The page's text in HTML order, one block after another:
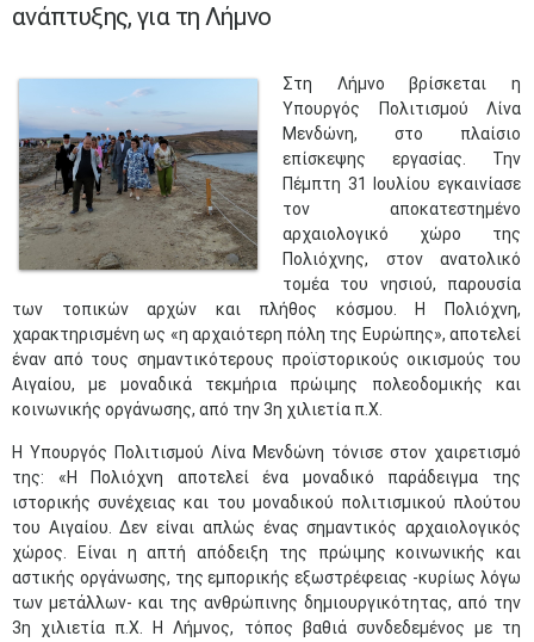
ανάπτυξης, για τη Λήμνο
​Στη Λήμνο βρίσκεται η
Υπουργός Πολιτισμού Λίνα
Μενδώνη, στο πλαίσιο
επίσκεψης εργασίας. Την
Πέμπτη 31 Ιουλίου εγκαινίασε
τον αποκατεστημένο
αρχαιολογικό χώρο της
Πολιόχνης, στον ανατολικό
τομέα του νησιού, παρουσία
των τοπικών αρχών και πλήθος κόσμου. Η Πολιόχνη,
χαρακτηρισμένη ως «η αρχαιότερη πόλη της Ευρώπης», αποτελεί
έναν από τους σημαντικότερους προϊστορικούς οικισμούς του
Αιγαίου, με μοναδικά τεκμήρια πρώιμης πολεοδομικής και
κοινωνικής οργάνωσης, από την 3η χιλιετία π.Χ.
Η Υπουργός Πολιτισμού Λίνα Μενδώνη τόνισε στον χαιρετισμό
της: «Η Πολιόχνη αποτελεί ένα μοναδικό παράδειγμα της
ιστορικής συνέχειας και του μοναδικού πολιτισμικού πλούτου
του Αιγαίου. Δεν είναι απλώς ένας σημαντικός αρχαιολογικός
χώρος. Είναι η απτή απόδειξη της πρώιμης κοινωνικής και
αστικής οργάνωσης, της εμπορικής εξωστρέφειας -κυρίως λόγω
των μετάλλων- και της ανθρώπινης δημιουργικότητας, από την
3η χιλιετία π.Χ. Η Λήμνος, τόπος βαθιά συνδεδεμένος με τη